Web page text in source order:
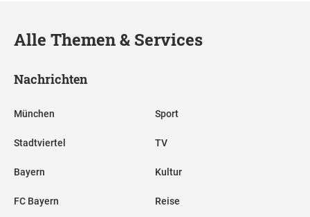
Alle Themen & Services
Nachrichten
München
Stadtviertel
Bayern
FC Bayern
Sport
TV
Kultur
Reise